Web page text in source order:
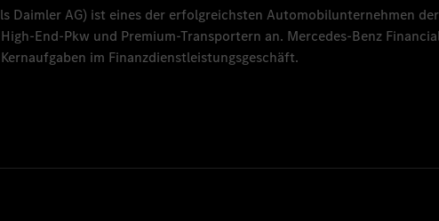
Daimler AG) ist eines der erfolgreichsten Automobilunternehmen
End-Pkw und Premium-Transportern an. Mercedes-Benz
im Finanzdienstleistungsgeschäft.